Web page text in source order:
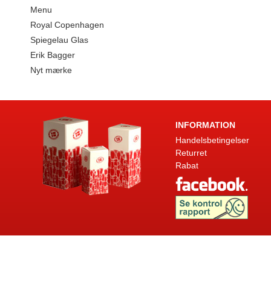
Menu
Royal Copenhagen
Spiegelau Glas
Erik Bagger
Nyt mærke
INFORMATION
Handelsbetingelser
Returret
Rabat